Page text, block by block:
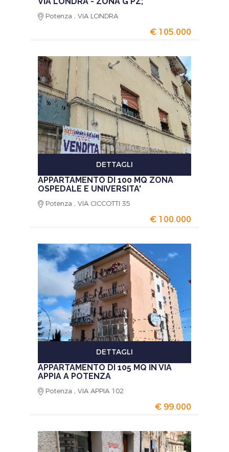
Potenza , VIA LONDRA
€ 105.000
DETTAGLI
APPARTAMENTO DI 100 MQ ZONA
OSPEDALE E UNIVERSITA'
Potenza , VIA CICCOTTI 35
€ 100.000
DETTAGLI
APPARTAMENTO DI 105 MQ IN VIA
APPIA A POTENZA
Potenza , VIA APPIA 102
€ 99.000